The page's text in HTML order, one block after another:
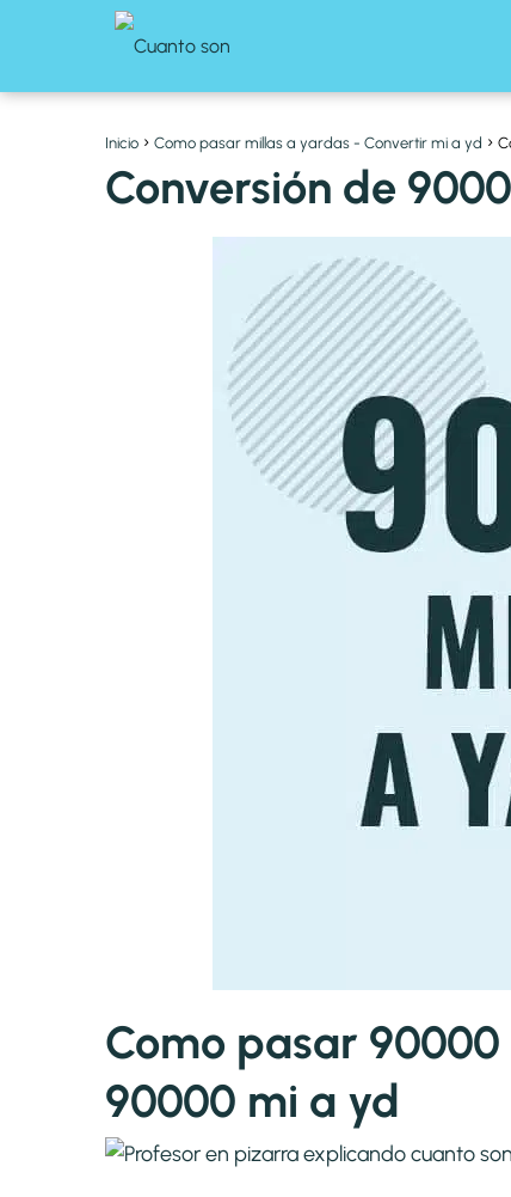
Inicio Como pasar millas a yardas - Convertir mi a yd
Conversión de
Como pasar
90000 mi a yd